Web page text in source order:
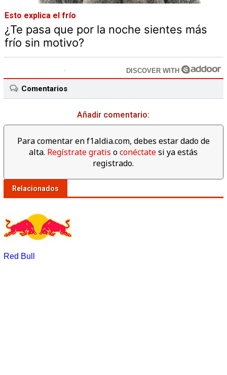
Esto explica el frío
¿Te pasa que por la noche sientes más
frío sin motivo?
DISCOVER WITH
Comentarios
Añadir comentario:
Para comentar en f1aldia.com, debes estar dado de
alta. Regístrate gratis oconéctatesi ya estás
registrado.
Relacionados
Red Bull